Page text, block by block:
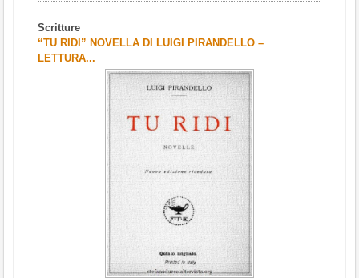
Scritture
“TU RIDI” NOVELLA DI LUIGI PIRANDELLO –
LETTURA...